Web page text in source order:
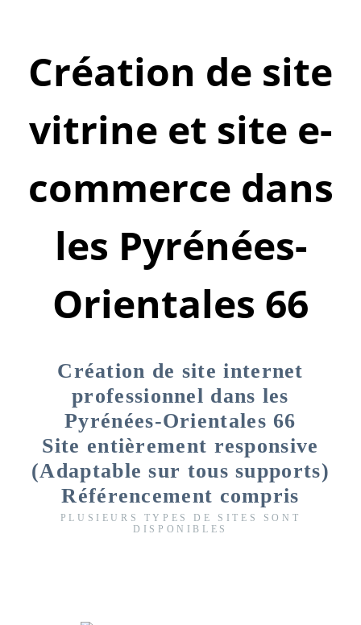
Création de site
vitrine et site e-
commerce dans
les Pyrénées-
Orientales 66
Création de site internet
professionnel dans les
Pyrénées-Orientales 66
Site entièrement responsive
(Adaptable sur tous supports)
Référencement compris
PLUSIEURS TYPES DE SITES SONT
DISPONIBLES